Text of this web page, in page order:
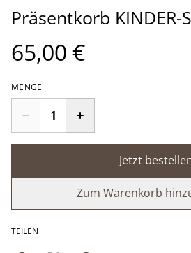
Präsentkorb KINDER-
65,00 €
MENGE
Jetzt
Zum Warenkorb
TEILEN